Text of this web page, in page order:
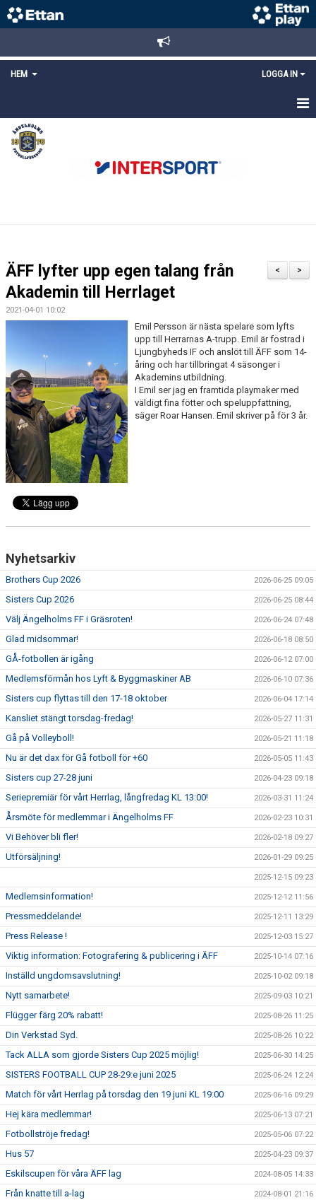
HEM LOGGA IN
STARTSIDA
NYHETER
LÄNKAR
MEDLEMS OCH TRÄNINGSAVGIFTER
>
<
ÄFF lyfter upp egen talang från
Akademin till Herrlaget
2021-04-01 10:02
Emil Persson är nästa spelare som lyfts
upp till Herrarnas A-trupp. Emil är fostrad i
Ljungbyheds IF och anslöt till ÄFF som 14-
åring och har tillbringat 4 säsonger i
Akademins utbildning.
I Emil ser jag en framtida playmaker med
väldigt fina fötter och speluppfattning,
säger Roar Hansen. Emil skriver på för 3 år.
Nyhetsarkiv
Brothers Cup 2026 2026-06-25 09:05
Sisters Cup 2026 2026-06-25 08:44
Välj Ängelholms FF i Gräsroten! 2026-06-24 07:48
Glad midsommar! 2026-06-18 08:50
GÅ-fotbollen är igång 2026-06-12 07:00
Medlemsförmån hos Lyft & Byggmaskiner AB 2026-06-10 07:36
Sisters cup flyttas till den 17-18 oktober 2026-06-04 17:14
Kansliet stängt torsdag-fredag! 2026-05-27 11:31
Gå på Volleyboll! 2026-05-21 11:18
Nu är det dax för Gå fotboll för +60 2026-05-05 11:43
Sisters cup 27-28 juni 2026-04-23 09:18
Seriepremiär för vårt Herrlag, långfredag KL 13:00! 2026-03-31 11:24
Årsmöte för medlemmar i Ängelholms FF 2026-02-23 10:31
Vi Behöver bli fler! 2026-02-18 09:27
Utförsäljning! 2026-01-29 09:25
2025-12-15 09:23
Medlemsinformation! 2025-12-12 11:56
Pressmeddelande! 2025-12-11 13:29
Press Release ! 2025-12-03 15:27
Viktig information: Fotografering & publicering i ÄFF 2025-10-14 07:16
Inställd ungdomsavslutning! 2025-10-02 09:18
Nytt samarbete! 2025-09-03 10:21
Flügger färg 20% rabatt! 2025-08-26 11:25
Din Verkstad Syd. 2025-08-26 10:22
Tack ALLA som gjorde Sisters Cup 2025 möjlig! 2025-06-30 14:25
SISTERS FOOTBALL CUP 28-29:e juni 2025 2025-06-24 12:24
Match för vårt Herrlag på torsdag den 19 juni KL 19:00 2025-06-16 09:29
Hej kära medlemmar! 2025-06-13 07:21
Fotbollströje fredag! 2025-05-06 07:22
Hus 57 2025-04-23 09:37
Eskilscupen för våra ÄFF lag 2024-08-05 14:33
Från knatte till a-lag 2024-08-01 21:16